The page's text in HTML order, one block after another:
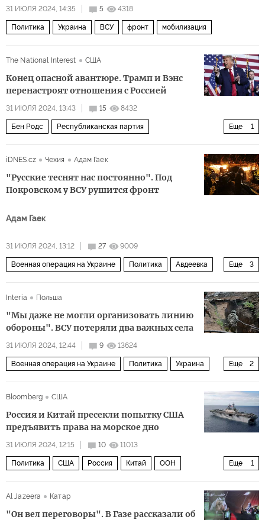
31 ИЮЛЯ 2024, 14:35 5 4318
Политика Украина ВСУ фронт мобилизация
The National Interest США
Конец опасной авантюре. Трамп и Вэнс
перенастроят отношения с Россией
31 ИЮЛЯ 2024, 13:43 15 8432
Еще 1
Бен Родс Республиканская партия
iDNES.cz
Чехия Адам Гаек
"Русские теснят нас постоянно". Под
Покровском у ВСУ рушится фронт
Адам Гаек
31 ИЮЛЯ 2024, 13:12 27 9009
Еще 3
Военная операция на Украине Политика Авдеевка
Interia
Польша
"Мы даже не могли организовать линию
обороны". ВСУ потеряли два важных села
31 ИЮЛЯ 2024, 12:44 9 13624
Еще 2
Военная операция на Украине Политика Украина
Bloomberg
США
Россия и Китай пресекли попытку США
предъявить права на морское дно
31 ИЮЛЯ 2024, 12:15 10 11013
Еще 1
Политика США Россия Китай ООН
Al Jazeera
Катар
"Он вел переговоры". В Газе рассказали об